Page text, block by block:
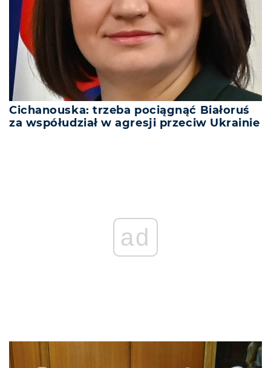
Cichanouska: trzeba pociągnąć Białoruś
za współudział w agresji przeciw Ukrainie
ad